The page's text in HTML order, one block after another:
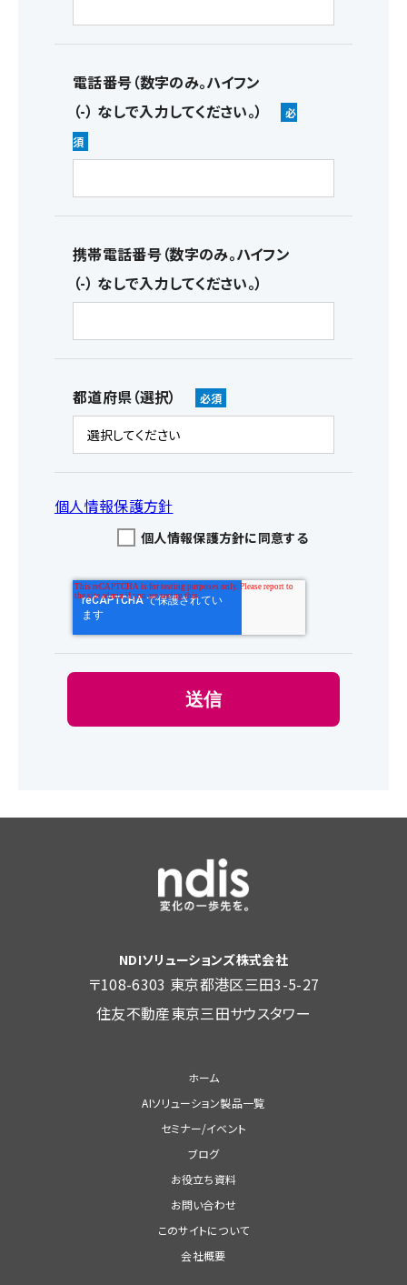
電話番号（数字のみ。ハイフン
（-） なしで入力してください。）
携帯電話番号（数字のみ。ハイフン
（-） なしで入力してください。）
都道府県（選択）
個人情報保護方針
個人情報保護方針に同意する
NDIソリューションズ株式会社
〒108-6303 東京都港区三田3-5-27
住友不動産東京三田サウスタワー
ホーム
AIソリューション製品一覧
セミナー/イベント
ブログ
お役立ち資料
お問い合わせ
このサイトについて
会社概要